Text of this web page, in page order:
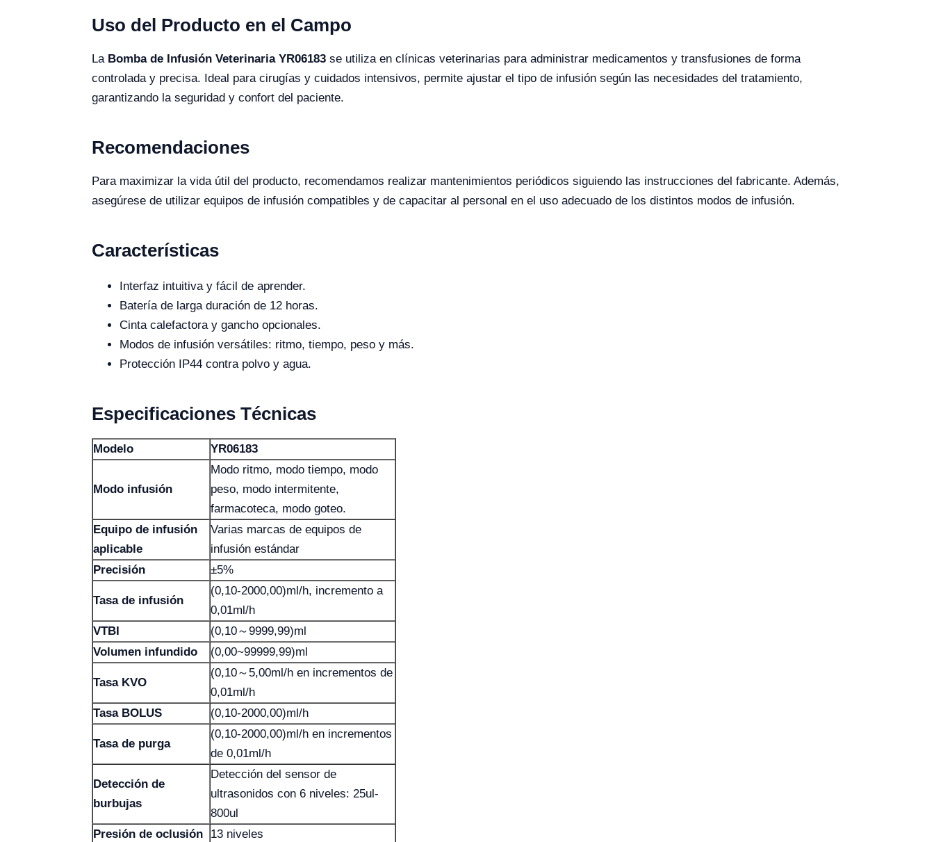
Uso del Producto en el Campo
La Bomba de Infusión Veterinaria YR06183 se utiliza en clínicas veterinarias para administrar medicamentos y transfusiones de forma
controlada y precisa. Ideal para cirugías y cuidados intensivos, permite ajustar el tipo de infusión según las necesidades del tratamiento,
garantizando la seguridad y confort del paciente.
Recomendaciones
Para maximizar la vida útil del producto, recomendamos realizar mantenimientos periódicos siguiendo las instrucciones del fabricante. Además,
asegúrese de utilizar equipos de infusión compatibles y de capacitar al personal en el uso adecuado de los distintos modos de infusión.
Características
Interfaz intuitiva y fácil de aprender.
Batería de larga duración de 12 horas.
Cinta calefactora y gancho opcionales.
Modos de infusión versátiles: ritmo, tiempo, peso y más.
Protección IP44 contra polvo y agua.
Especificaciones Técnicas
Modelo YR06183
Modo infusión
Modo ritmo, modo tiempo, modo
peso, modo intermitente,
farmacoteca, modo goteo.
Equipo de infusión
aplicable
Varias marcas de equipos de
infusión estándar
Precisión
±5%
Tasa de infusión
(0,10-2000,00)ml/h, incremento a
0,01ml/h
VTBI
(0,10～9999,99)ml
Volumen infundido
(0,00~99999,99)ml
Tasa KVO
(0,10～5,00ml/h en incrementos de
0,01ml/h
Tasa BOLUS
(0,10-2000,00)ml/h
Tasa de purga
(0,10-2000,00)ml/h en incrementos
de 0,01ml/h
Detección de
burbujas
Detección del sensor de
ultrasonidos con 6 niveles: 25ul-
800ul
Presión de oclusión
13 niveles